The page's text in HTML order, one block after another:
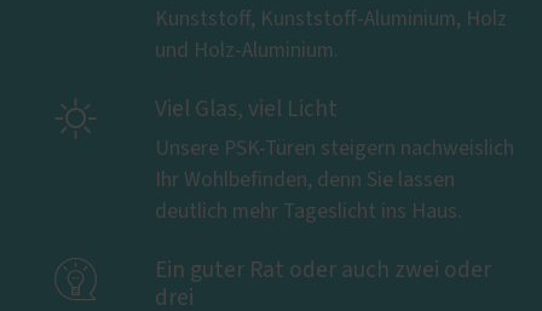
Kunststoff, Kunststoff-Aluminium, Holz
und Holz-Aluminium.
 Viel Glas, viel Licht
Unsere PSK-Türen steigern nachweislich
Ihr Wohlbefinden, denn Sie lassen
deutlich mehr Tageslicht ins Haus.

Ein guter Rat oder auch zwei oder
drei